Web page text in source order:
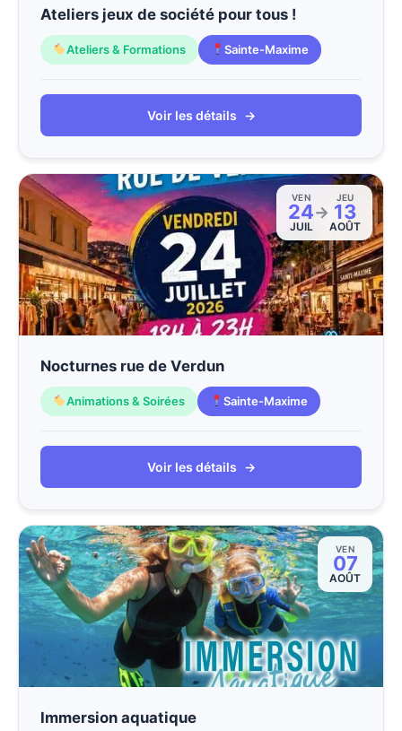
Ateliers jeux de société pour tous !
Ateliers & Formations Sainte-Maxime
Voir les détails →
VEN
24
JUIL
→
JEU
13
AOÛT
Nocturnes rue de Verdun
Animations & Soirées Sainte-Maxime
Voir les détails →
VEN
07
AOÛT
Immersion aquatique